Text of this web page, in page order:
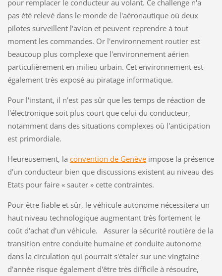
pour remplacer le conducteur au volant. Ce challenge n'a
pas été relevé dans le monde de l'aéronautique où deux
pilotes surveillent l'avion et peuvent reprendre à tout
moment les commandes. Or l'environnement routier est
beaucoup plus complexe que l'environnement aérien
particulièrement en milieu urbain. Cet environnement est
également très exposé au piratage informatique.
Pour l'instant, il n'est pas sûr que les temps de réaction de
l'électronique soit plus court que celui du conducteur,
notamment dans des situations complexes où l'anticipation
est primordiale.
Heureusement, la convention de Genèveimpose la présence
d'un conducteur bien que discussions existent au niveau des
Etats pour faire « sauter » cette contraintes.
Pour être fiable et sûr, le véhicule autonome nécessitera un
haut niveau technologique augmentant très fortement le
coût d'achat d'un véhicule. Assurer la sécurité routière de la
transition entre conduite humaine et conduite autonome
dans la circulation qui pourrait s'étaler sur une vingtaine
d'année risque également d'être très difficile à résoudre,